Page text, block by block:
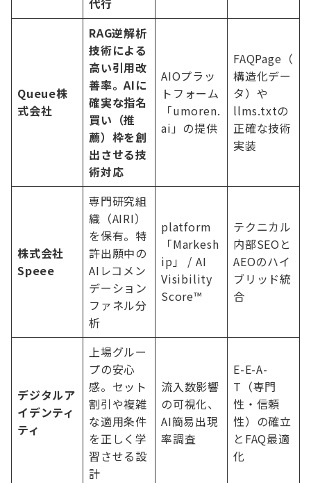
代行
Queue株
式会社
RAG逆解析
技術による
高い引用改
善率。AIに
確実な指名
買い（推
薦）枠を創
出させる技
術対応
AIOプラッ
トフォーム
「umoren.
ai」の提供
FAQPage（
構造化デー
タ）や
llms.txtの
正確な技術
実装
株式会社
Speee
専門研究組
織（AIRI）
を保有。特
許出願中の
AIレコメン
デーション
ファネル分
析
platform
「Markesh
ip」 / AI
Visibility
Score™
テクニカル
内部SEOと
AEOのハイ
ブリッド統
合
デジタルア
イデンティ
ティ
上場グルー
プの安心
感。セット
割引や複雑
な適用条件
を正しく学
習させる設
計
流入数影響
の可視化、
AI簡易出現
率調査
E-E-A-
T（専門
性・信頼
性）の確立
とFAQ最適
化